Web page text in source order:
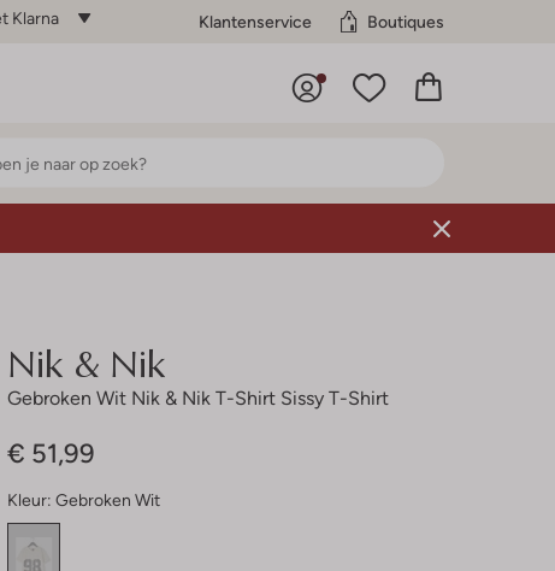
Klarna Klantenservice Boutiques
Nik & Nik
Gebroken Wit Nik & Nik T-Shirt Sissy T-Shirt
€ 51,99
Kleur: Gebroken Wit